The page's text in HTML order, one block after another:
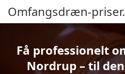
Omfangsdræn-
Få professionelt
Nordrup – til